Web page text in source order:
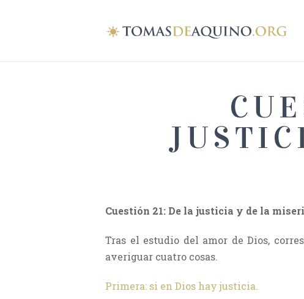
Cuestión 21: De la justicia y de la
Tras el estudio del amor de Dios,
averiguar cuatro cosas.
Primera: si en Dios hay justicia.